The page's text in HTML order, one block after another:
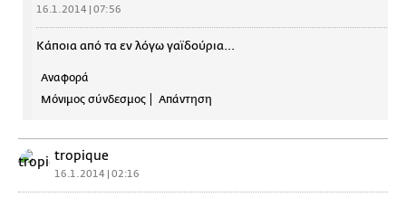
16.1.2014 | 07:56
Κάποια από τα εν λόγω γαϊδούρια...
Αναφορά
Μόνιμος σύνδεσμος
Απάντηση
tropique
16.1.2014 | 02:16